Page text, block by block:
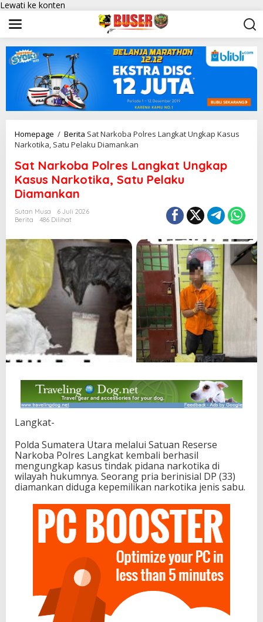
Lewati ke konten
Homepage / Berita Sat Narkoba Polres Langkat Ungkap Kasus
Narkotika, Satu Pelaku Diamankan
Sat Narkoba Polres Langkat Ungkap
Kasus Narkotika, Satu Pelaku
Diamankan
Sutan Musa
6 Juli 2026
Berita
486 Dilihat
Langkat-
Polda Sumatera Utara melalui Satuan Reserse
Narkoba Polres Langkat kembali berhasil
mengungkap kasus tindak pidana narkotika di
wilayah hukumnya. Seorang pria berinisial DP (33)
diamankan diduga kepemilikan narkotika jenis sabu.